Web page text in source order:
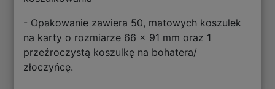
- Opakowanie zawiera 50, matowych koszulek
na karty o rozmiarze 66 x 91 mm oraz 1
przeźroczystą koszulkę na bohatera/
złoczyńcę.